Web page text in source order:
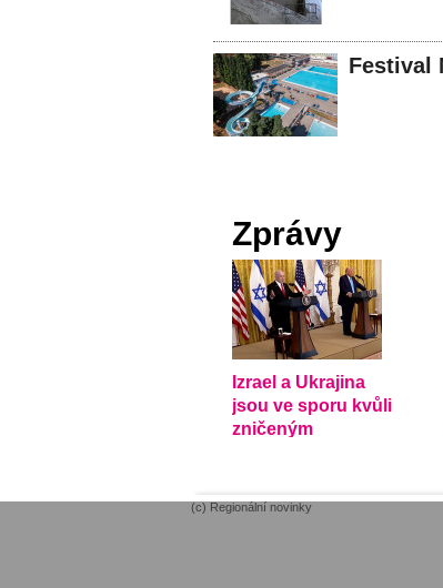
Festival
Zprávy
Izrael a Ukrajina
jsou ve sporu kvůli
zničeným
(c) Regionální novinky